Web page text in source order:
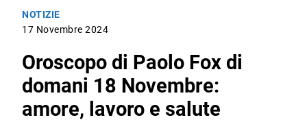
NOTIZIE
17 Novembre 2024
Oroscopo di Paolo Fox di
domani 18 Novembre:
amore, lavoro e salute